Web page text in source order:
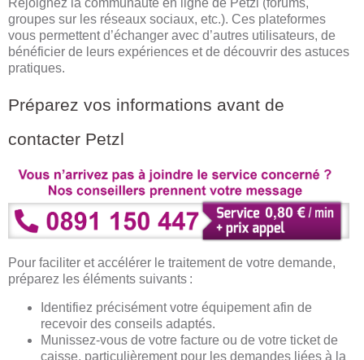
groupes sur les réseaux sociaux, etc.). Ces plateformes
vous permettent d’échanger avec d’autres utilisateurs, de
bénéficier de leurs expériences et de découvrir des astuces
pratiques.
Préparez vos informations avant de
contacter Petzl
Pour faciliter et accélérer le traitement de votre demande,
préparez les éléments suivants :
Identifiez précisément votre équipement afin de
recevoir des conseils adaptés.
Munissez-vous de votre facture ou de votre ticket de
caisse, particulièrement pour les demandes liées à la